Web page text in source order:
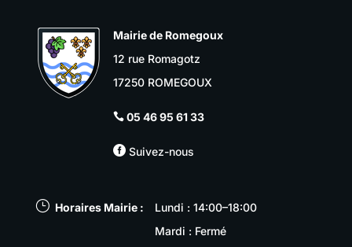
Mairie de Romegoux
12 rue Romagotz
17250 ROMEGOUX
 05 46 95 61 33
Suivez-nous
} Horaires Mairie :
Lundi : 14:00–18:00
Mardi : Fermé